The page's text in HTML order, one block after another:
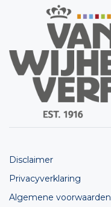
Disclaimer
Privacyverklaring
Algemene voorwaarden